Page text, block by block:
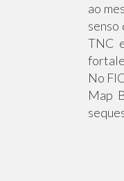
ao
senso
TNC
No
Map